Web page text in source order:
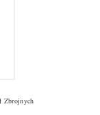
Zbrojnych